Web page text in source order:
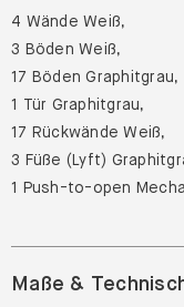
4 Wände Weiß,
3 Böden Weiß,
17 Böden Graphitgrau,
1 Tür Graphitgrau,
17 Rückwände Weiß,
3 Füße (Lyft)
1 Push-to-open
Maße &